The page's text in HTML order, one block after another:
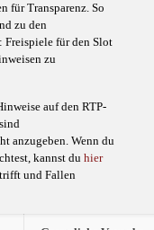
für Transparenz. So
zu den
Freispiele für den Slot
zu
auf den RTP-
anzugeben. Wenn du
kannst du hier
und Fallen